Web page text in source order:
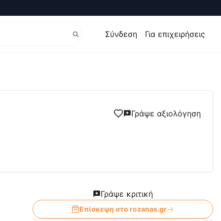
Σύνδεση Για επιχειρήσεις
Γράψε αξιολόγηση
Γράψε κριτική
Επίσκεψη στο rozanas.gr